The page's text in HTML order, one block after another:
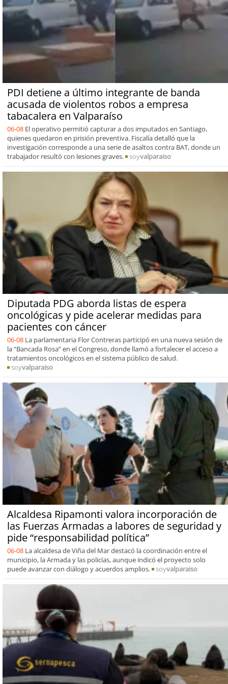
PDI detiene a último integrante de banda
acusada de violentos robos a empresa
tabacalera en Valparaíso
06-08 El operativo permitió capturar a dos imputados en Santiago,
quienes quedaron en prisión preventiva. Fiscalía detalló que la
investigación corresponde a una serie de asaltos contra BAT, donde un
trabajador resultó con lesiones graves.
soyvalparaiso
Diputada PDG aborda listas de espera
oncológicas y pide acelerar medidas para
pacientes con cáncer
06-08 La parlamentaria Flor Contreras participó en una nueva sesión de
la “Bancada Rosa” en el Congreso, donde llamó a fortalecer el acceso a
tratamientos oncológicos en el sistema público de salud.
soyvalparaiso
Alcaldesa Ripamonti valora incorporación de
las Fuerzas Armadas a labores de seguridad y
pide “responsabilidad política”
06-08 La alcaldesa de Viña del Mar destacó la coordinación entre el
municipio, la Armada y las policías, aunque indicó el proyecto solo
puede avanzar con diálogo y acuerdos amplios.
soyvalparaiso